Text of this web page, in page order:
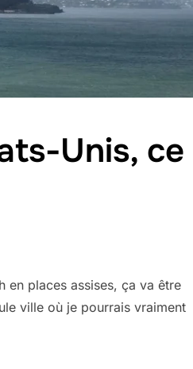
Unis, ce
en places assises, ça va être
ville où je pourrais vraiment